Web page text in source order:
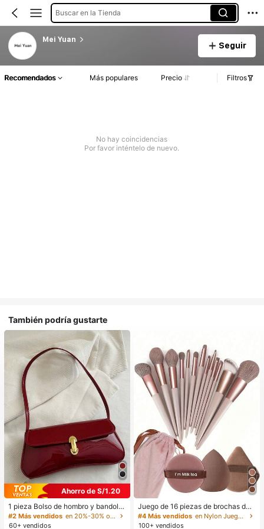
Buscar en la Tienda
Mei Yuan
Seguir
Recomendados Más populares Precio Filtros
No hay coincidencias
Por favor inténtelo de nuevo.
También podría gustarte
Ahorro de S/1.20
1 pieza Bolso de hombro y bandoler
a de cuero sintético aceitado retro
para mujer, adecuado para citas, sa
#2 Más vendidos
en 20%-30% off Bolsos de hombro para mujer
60+ vendidos
Juego de 16 piezas de brochas de
maquillaje que incluye 13 brochas
de maquillaje, 1 esponja de maquill
#4 Más vendidos
en Nylon Juegos De Pinceles
100+ vendidos